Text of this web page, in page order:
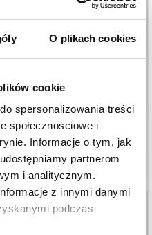
O plikach cookies
cookie
spersonalizowania treści
społecznościowe i
Informacje o tym, jak
partnerom
i analitycznym.
z innymi danymi
podczas